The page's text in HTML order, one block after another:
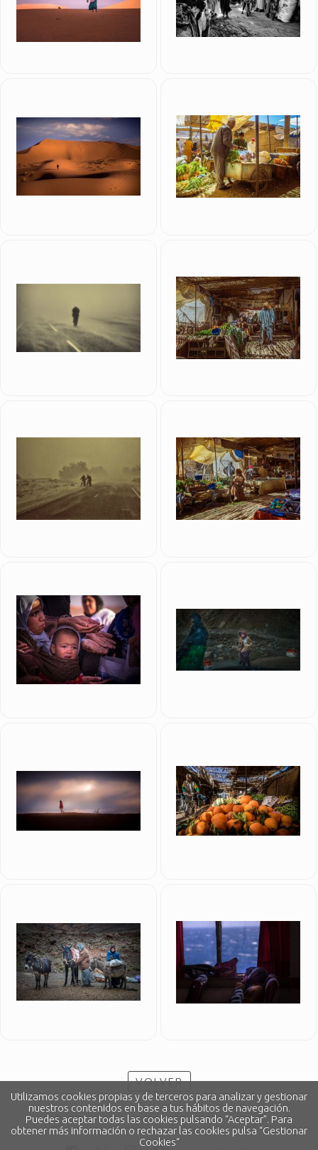
VOLVER
Utilizamos cookies propias y de terceros para analizar y gestionar
nuestros contenidos en base a tus hábitos de navegación.
Puedes aceptar todas las cookies pulsando “Aceptar”. Para
obtener más información o rechazar las cookies pulsa “Gestionar
Cookies“